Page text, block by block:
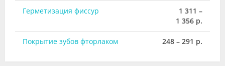
Герметизация фиссур
1 311 –
1 356 р.
Покрытие зубов фторлаком 248 – 291 р.